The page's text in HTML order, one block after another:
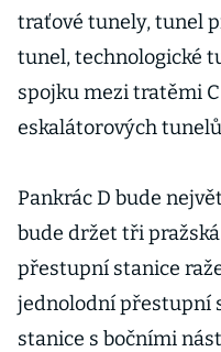
traťové tunely, tunel
tunel, technologické
spojku mezi tratěmi
eskalátorových
Pankrác D bude
bude držet tři
přestupní stanice
jednolodní přestupní
stanice s bočními